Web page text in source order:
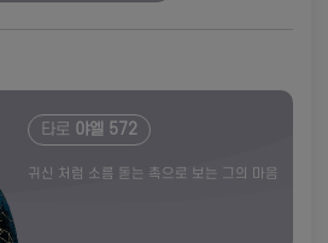
타로 야엘 572
귀신 처럼 소름 돋는 촉으로 보는 그의 마음